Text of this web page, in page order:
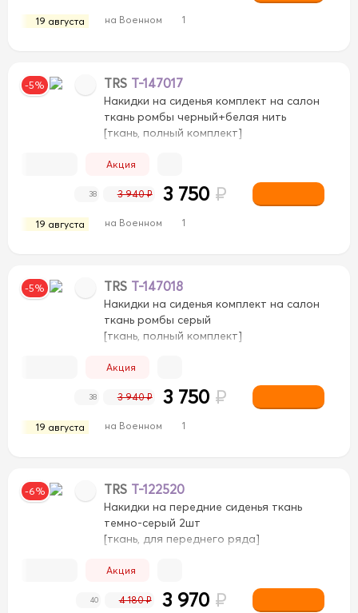
19 августа на Военном 1
-5% TRS T-147017
Накидки на сиденья комплект на салон
ткань ромбы черный+белая нить
[ткань, полный комплект]
Акция
19 августа на Военном 1
38 3 940 ₽ 3 750 ₽
-5% TRS T-147018
Накидки на сиденья комплект на салон
ткань ромбы серый
[ткань, полный комплект]
Акция
19 августа на Военном 1
38 3 940 ₽ 3 750 ₽
-6% TRS T-122520
Накидки на передние сиденья ткань
темно-серый 2шт
[ткань, для переднего ряда]
Акция
40 4 180 ₽ 3 970 ₽